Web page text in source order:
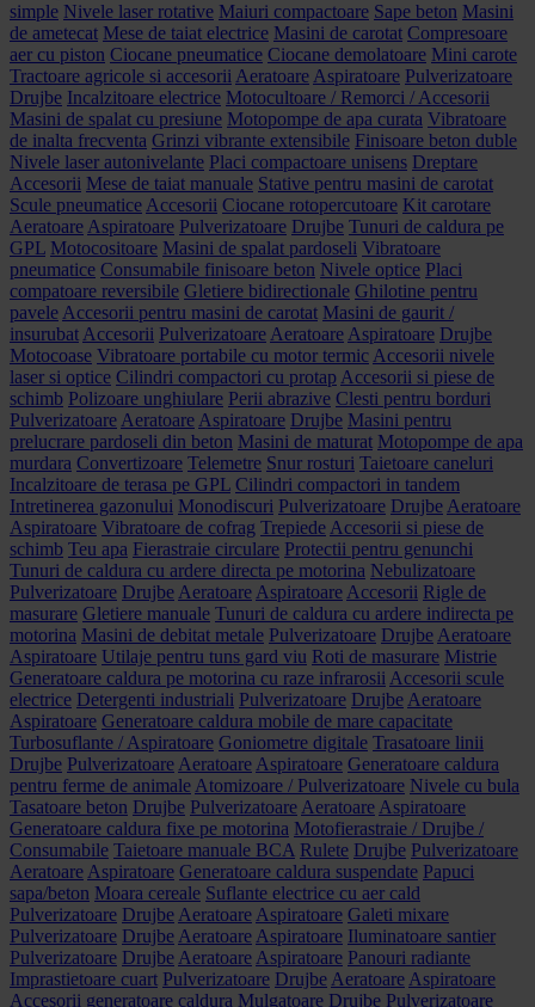
simple Nivele laser rotative Maiuri compactoare Sape beton Masini
de ametecat Mese de taiat electrice Masini de carotat Compresoare
aer cu piston Ciocane pneumatice Ciocane demolatoare Mini carote
Tractoare agricole si accesorii Aeratoare Aspiratoare Pulverizatoare
Drujbe Incalzitoare electrice Motocultoare / Remorci / Accesorii
Masini de spalat cu presiune Motopompe de apa curata Vibratoare
de inalta frecventa Grinzi vibrante extensibile Finisoare beton duble
Nivele laser autonivelante Placi compactoare unisens Dreptare
Accesorii Mese de taiat manuale Stative pentru masini de carotat
Scule pneumatice Accesorii Ciocane rotopercutoare Kit carotare
Aeratoare Aspiratoare Pulverizatoare Drujbe Tunuri de caldura pe
GPL Motocositoare Masini de spalat pardoseli Vibratoare
pneumatice Consumabile finisoare beton Nivele optice Placi
compatoare reversibile Gletiere bidirectionale Ghilotine pentru
pavele Accesorii pentru masini de carotat Masini de gaurit /
insurubat Accesorii Pulverizatoare Aeratoare Aspiratoare Drujbe
Motocoase Vibratoare portabile cu motor termic Accesorii nivele
laser si optice Cilindri compactori cu protap Accesorii si piese de
schimb Polizoare unghiulare Perii abrazive Clesti pentru borduri
Pulverizatoare Aeratoare Aspiratoare Drujbe Masini pentru
prelucrare pardoseli din beton Masini de maturat Motopompe de apa
murdara Convertizoare Telemetre Snur rosturi Taietoare caneluri
Incalzitoare de terasa pe GPL Cilindri compactori in tandem
Intretinerea gazonului Monodiscuri Pulverizatoare Drujbe Aeratoare
Aspiratoare Vibratoare de cofrag Trepiede Accesorii si piese de
schimb Teu apa Fierastraie circulare Protectii pentru genunchi
Tunuri de caldura cu ardere directa pe motorina Nebulizatoare
Pulverizatoare Drujbe Aeratoare Aspiratoare Accesorii Rigle de
masurare Gletiere manuale Tunuri de caldura cu ardere indirecta pe
motorina Masini de debitat metale Pulverizatoare Drujbe Aeratoare
Aspiratoare Utilaje pentru tuns gard viu Roti de masurare Mistrie
Generatoare caldura pe motorina cu raze infrarosii Accesorii scule
electrice Detergenti industriali Pulverizatoare Drujbe Aeratoare
Aspiratoare Generatoare caldura mobile de mare capacitate
Turbosuflante / Aspiratoare Goniometre digitale Trasatoare linii
Drujbe Pulverizatoare Aeratoare Aspiratoare Generatoare caldura
pentru ferme de animale Atomizoare / Pulverizatoare Nivele cu bula
Tasatoare beton Drujbe Pulverizatoare Aeratoare Aspiratoare
Generatoare caldura fixe pe motorina Motofierastraie / Drujbe /
Consumabile Taietoare manuale BCA Rulete Drujbe Pulverizatoare
Aeratoare Aspiratoare Generatoare caldura suspendate Papuci
sapa/beton Moara cereale Suflante electrice cu aer cald
Pulverizatoare Drujbe Aeratoare Aspiratoare Galeti mixare
Pulverizatoare Drujbe Aeratoare Aspiratoare Iluminatoare santier
Pulverizatoare Drujbe Aeratoare Aspiratoare Panouri radiante
Imprastietoare cuart Pulverizatoare Drujbe Aeratoare Aspiratoare
Accesorii generatoare caldura Mulgatoare Drujbe Pulverizatoare